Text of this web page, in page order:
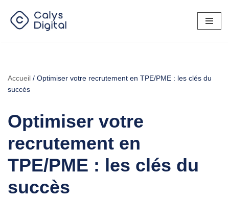
Aller
Accueil / Optimiser votre recrutement en TPE/PME : les clés du
succès
Optimiser votre
recrutement en
TPE/PME : les clés du
succès